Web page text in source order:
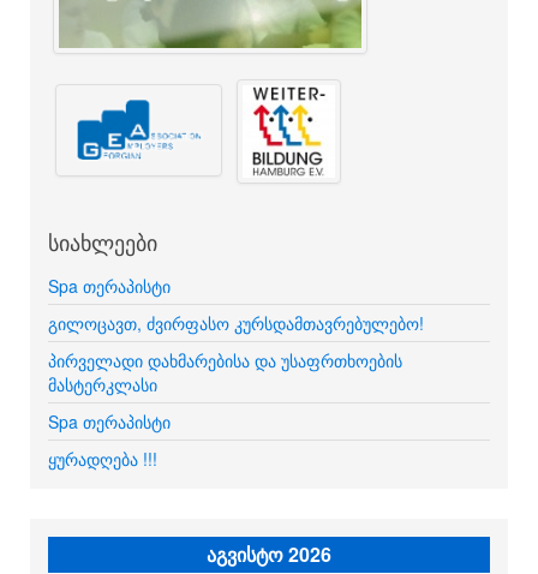
სიახლეები
Spa თერაპისტი
გილოცავთ, ძვირფასო კურსდამთავრებულებო!
პირველადი დახმარებისა და უსაფრთხოების
მასტერკლასი
Spa თერაპისტი
ყურადღება !!!
აგვისტო 2026